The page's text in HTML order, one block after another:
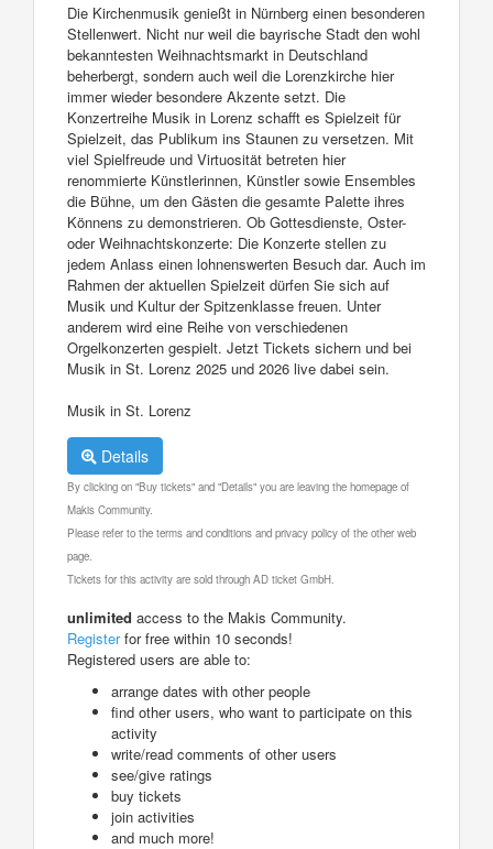
Die Kirchenmusik genießt in Nürnberg einen besonderen
Stellenwert. Nicht nur weil die bayrische Stadt den wohl
bekanntesten Weihnachtsmarkt in Deutschland
beherbergt, sondern auch weil die Lorenzkirche hier
immer wieder besondere Akzente setzt. Die
Konzertreihe Musik in Lorenz schafft es Spielzeit für
Spielzeit, das Publikum ins Staunen zu versetzen. Mit
viel Spielfreude und Virtuosität betreten hier
renommierte Künstlerinnen, Künstler sowie Ensembles
die Bühne, um den Gästen die gesamte Palette ihres
Könnens zu demonstrieren. Ob Gottesdienste, Oster-
oder Weihnachtskonzerte: Die Konzerte stellen zu
jedem Anlass einen lohnenswerten Besuch dar. Auch im
Rahmen der aktuellen Spielzeit dürfen Sie sich auf
Musik und Kultur der Spitzenklasse freuen. Unter
anderem wird eine Reihe von verschiedenen
Orgelkonzerten gespielt. Jetzt Tickets sichern und bei
Musik in St. Lorenz 2025 und 2026 live dabei sein.
Musik in St. Lorenz
Details
By clicking on "Buy tickets" and "Details" you are leaving the homepage of
Makis Community.
Please refer to the terms and conditions and privacy policy of the other web
page.
Tickets for this activity are sold through AD ticket GmbH.
unlimited access to the Makis Community.
Registerfor free within 10 seconds!
Registered users are able to:
arrange dates with other people
find other users, who want to participate on this
activity
write/read comments of other users
see/give ratings
buy tickets
join activities
and much more!